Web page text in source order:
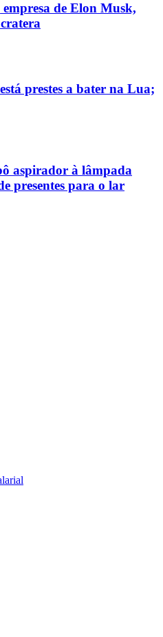
de Elon Musk,
prestes a bater na Lua;
aspirador à lâmpada
presentes para o lar